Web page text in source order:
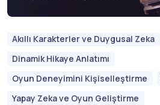
Akıllı Karakterler ve Duygusal Zeka
Dinamik Hikaye Anlatımı
Oyun Deneyimini Kişiselleştirme
Yapay Zeka ve Oyun Geliştirme